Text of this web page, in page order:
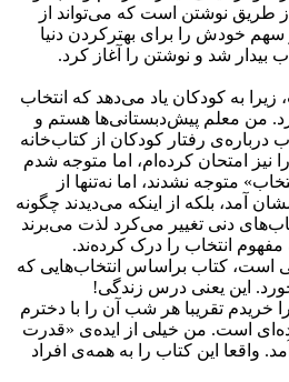
نوشتن است که می‌تواند از
خودش را برای بهترکردن دنیا
بیدار شد و نوشتن را آغاز کرد.
به کودکان یاد می‌دهد که انتخاب
من معلم پیش‌دبستانی‌ها هستم و
درباره‌ی رفتار کودکان از کتاب‌خانه
امتحان کرده‌ام، اما متوجه شدم
متوجه نشدند، اما نه‌تنها از
آمد، بلکه از اینکه می‌دیدند چگونه
دنی تغییر می‌کرد لذت می‌برند
مفهوم انتخاب را درک کرده‌ند.
است، کتاب براساس انتخاب‌هایی که
این یعنی درس زندگی!
خریدم تقریبا هر شب آن را با دخترم
است. من خیلی از ایده‌ی «قدرت
واقعا این کتاب را به همه‌ی افراد